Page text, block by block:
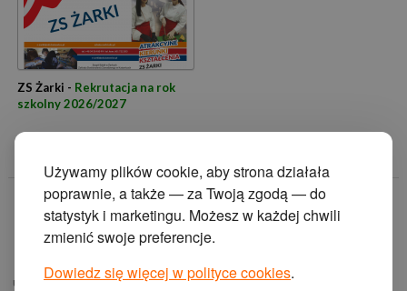
Używamy plików cookie, aby strona działała
poprawnie, a także — za Twoją zgodą — do
statystyk i marketingu. Możesz w każdej chwili
zmienić swoje preferencje.
Dowiedz się więcej w polityce cookies.
ZS Żarki - Rekrutacja na rok
szkolny 2026/2027
© 2014 Zakład
Doskonalenia
Zawodowego w
ul. Krasińskiego 2, 40-